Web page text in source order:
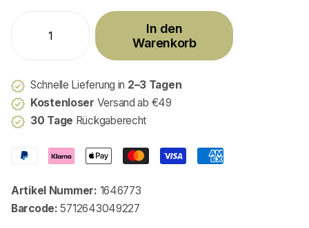
In den
Warenkorb
Schnelle Lieferung in 2–3 Tagen
Kostenloser Versand ab €49
30 Tage Rückgaberecht
Artikel Nummer: 1646773
Barcode: 5712643049227